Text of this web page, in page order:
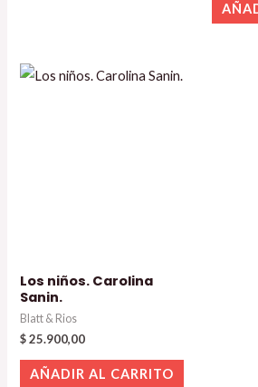
Los niños. Carolina
Sanin.
Blatt & Rios
$25.900,00
AÑADIR AL CARRITO